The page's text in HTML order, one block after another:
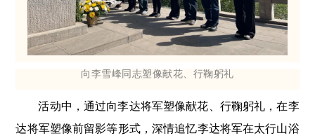
向李雪峰同志塑像献花、行鞠躬礼
活动中，通过向李达将军塑像献花、行鞠躬礼，在李
达将军塑像前留影等形式，深情追忆李达将军在太行山浴